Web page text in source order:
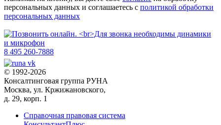
персональных данных и соглашаетесь с политикой обработки
персональных данных
8 495 260-7888
© 1992-2026
Консалтинговая группа РУНА
Москва, ул. Кржижановского,
д. 29, корп. 1
Справочная правовая система